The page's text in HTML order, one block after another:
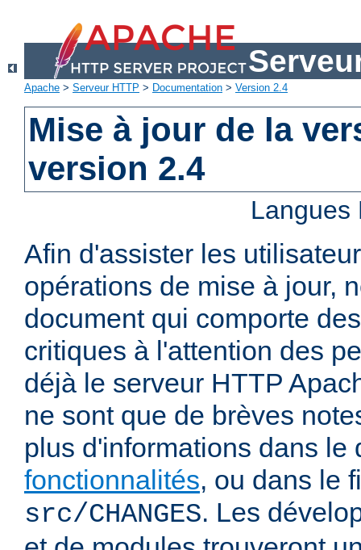
Apache > Serveur HTTP > Documentation > Version 2.4
Mise à jour de la
version 2.4
Afin d'assister les
opérations de mise à jour,
document qui comporte
critiques à l'attention des
déjà le serveur HTTP
ne sont que de brèves
plus d'informations dans
fonctionnalités, ou dans le
src/CHANGES. Les